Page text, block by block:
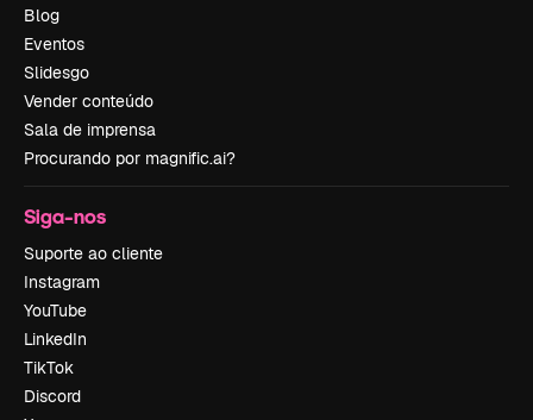
Blog
Eventos
Slidesgo
Vender conteúdo
Sala de imprensa
Procurando por magnific.ai?
Siga-nos
Suporte ao cliente
Instagram
YouTube
LinkedIn
TikTok
Discord